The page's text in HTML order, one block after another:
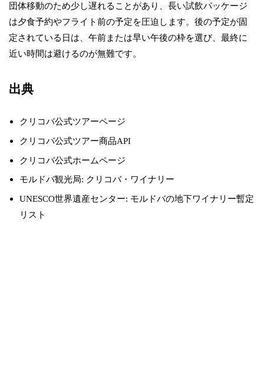
団体移動のため少し遅れることがあり、長い試飲パッケージ
は夕食予約やフライト前の予定を圧迫します。後の予定が固
定されている日は、午前または早い午後の枠を選び、最終に
近い時間は避けるのが無難です。
出典
クリコバ公式ツアーページ
クリコバ公式ツアー商品API
クリコバ公式ホームページ
モルドバ観光局: クリコバ・ワイナリー
UNESCO世界遺産センター: モルドバの地下ワイナリー暫定
リスト